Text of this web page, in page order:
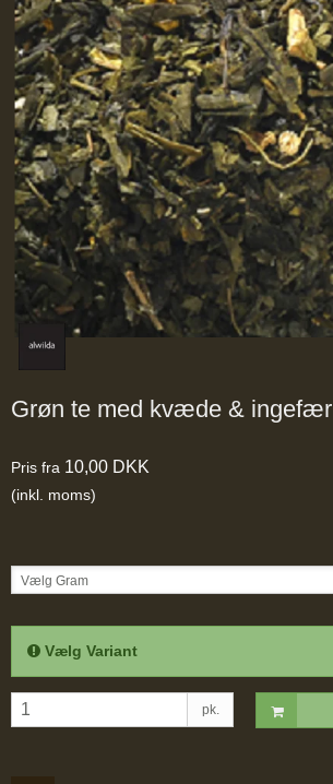
Grøn te med kvæde & ingefær
Pris fra 10,00 DKK
(inkl. moms)
Vælg Gram
Vælg Variant
pk.